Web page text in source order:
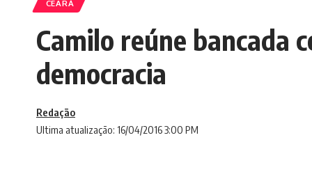
CEARÁ
Camilo reúne bancada
democracia
Ultima atualização: 16/04/2016 3:00 PM
Redação